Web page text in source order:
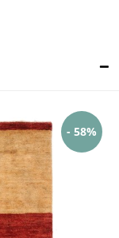
- 58%